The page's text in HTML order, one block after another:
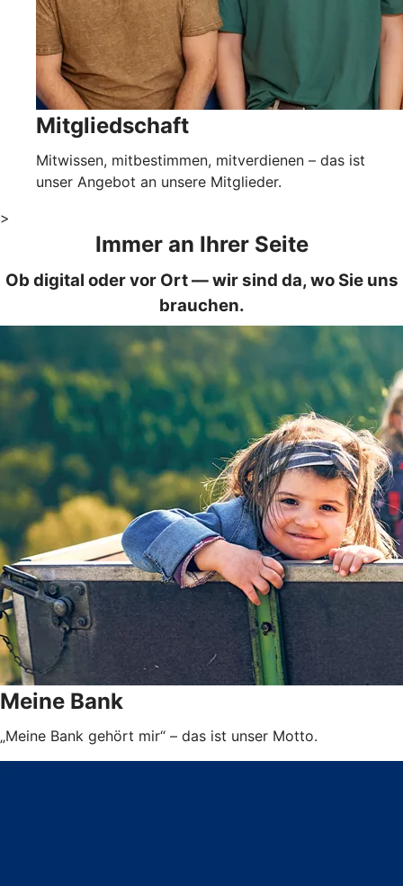
Mitgliedschaft
Mitwissen, mitbestimmen, mitverdienen – das ist
unser Angebot an unsere Mitglieder.
>
Immer an Ihrer Seite
Ob digital oder vor Ort — wir sind da, wo Sie uns
brauchen.
Meine Bank
„Meine Bank gehört mir“ – das ist unser Motto.